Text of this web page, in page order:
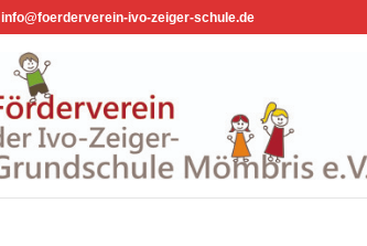
info@foerderverein-ivo-zeiger-schule.de